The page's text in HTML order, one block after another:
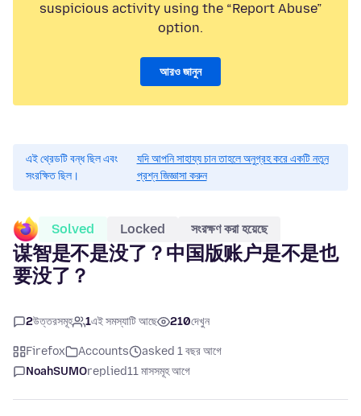
suspicious activity using the “Report Abuse”
option.
আরও জানুন
এই থ্রেডটি বন্ধ ছিল এবং
সংরক্ষিত ছিল।
যদি আপনি সাহায্য চান তাহলে অনুগ্রহ করে একটি নতুন
প্রশ্ন জিজ্ঞাসা করুন
Solved Locked সংরক্ষণ করা হয়েছে
谋智是不是没了？中国版账户是不是也
要没了？
2উত্তরসমূহ 1এই সমস্যাটি আছে 210দেখুন
Firefox Accounts
asked 1 বছর আগে
NoahSUMOreplied11 মাসসমূহ আগে